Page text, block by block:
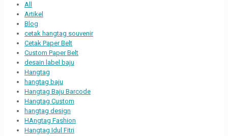
All
Artikel
Blog
cetak hangtag souvenir
Cetak Paper Belt
Custom Paper Belt
desain label baju
Hangtag
hangtag baju
Hangtag Baju Barcode
Hangtag Custom
hangtag design
HAngtag Fashion
Hangtag Idul Fitri